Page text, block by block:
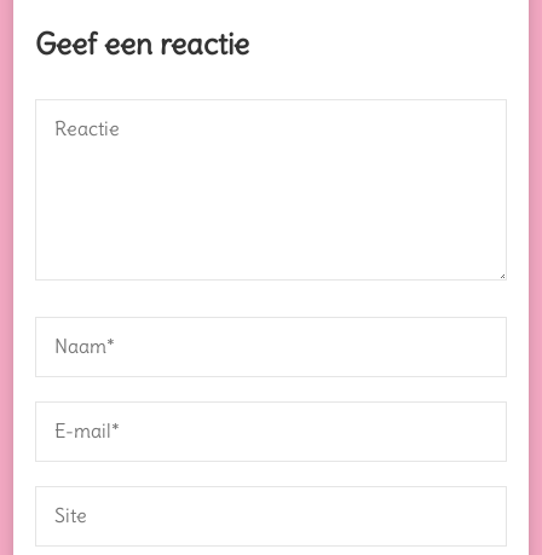
Geef een reactie